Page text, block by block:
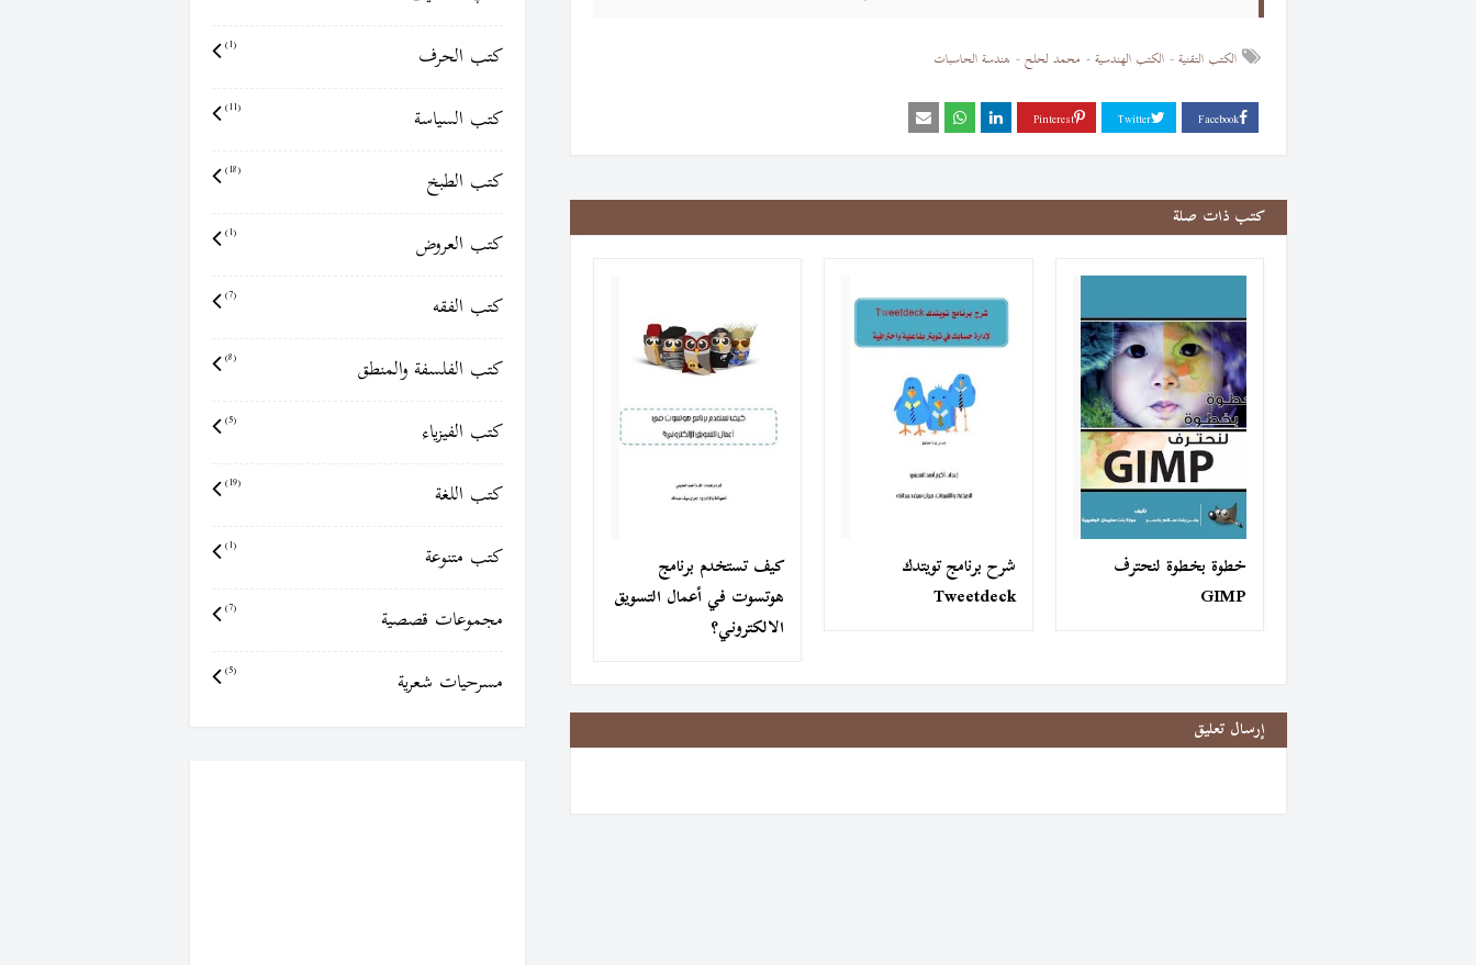
الكتب التقنية الكتب الهندسية محمد لحلح هندسة الحاسبات
كتب ذات صلة
خطوة بخطوة لنحترف
GIMP
شرح برنامج تويتدك
Tweetdeck
كيف تستخدم برنامج
هوتسوت في أعمال التسويق
الالكتروني؟
إرسال تعليق
كتب الحرف (1)
كتب السياسة (11)
كتب الطبخ (18)
كتب العروض (1)
كتب الفقه (7)
كتب الفلسفة والمنطق (8)
كتب الفيزياء (5)
كتب اللغة (19)
كتب متنوعة (1)
مجموعات قصصية (7)
مسرحيات شعرية (5)